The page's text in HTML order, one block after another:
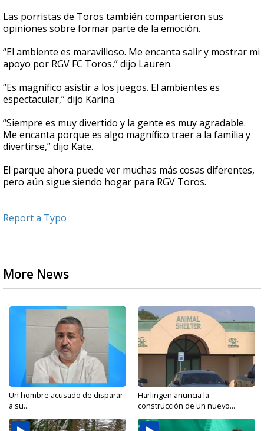
Las porristas de Toros también compartieron sus
opiniones sobre formar parte de la emoción.
“El ambiente es maravilloso. Me encanta salir y mostrar mi
apoyo por RGV FC Toros,” dijo Lauren.
“Es magnífico asistir a los juegos. El ambientes es
espectacular,” dijo Karina.
“Siempre es muy divertido y la gente es muy agradable.
Me encanta porque es algo magnífico traer a la familia y
divertirse,” dijo Kate.
El parque ahora puede ver muchas más cosas diferentes,
pero aún sigue siendo hogar para RGV Toros.
Report a Typo
More News
Un hombre acusado de disparar
a su...
Harlingen anuncia la
construcción de un nuevo...